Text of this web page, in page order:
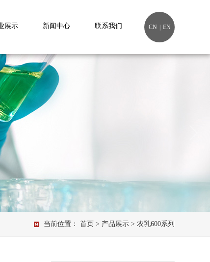
CN EN
展示 新闻中心 联系我们
当前位置： 首页 > 产品展示 > 农乳600系列